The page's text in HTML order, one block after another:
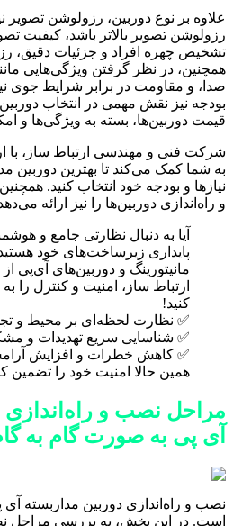
علاوه بر نوع دوربین، رزولوشن تصویر
رزولوشن تصویر بالاتر باشد، کیفیت
تشخیص چهره افراد و جزئیات دقیق،
همچنین، در نظر گرفتن ویژگی‌هایی
صدا، و مقاومت در برابر شرایط جوی
بودجه نیز نقش مهمی در انتخاب
قیمت دوربین‌ها، بسته به ویژگی‌ها و
شرکت فنی و مهندسی ارتباط ساز، با
به شما کمک می‌کند تا بهترین دوربین
نیازها و بودجه خود انتخاب کنید.
و راه‌اندازی دوربین‌ها را نیز ارائه
آیا به دنبال نظارتی جامع و
پایداری زیرساخت‌های خود
مانیتورینگ و دوربین‌های آی‌پی
ارتباط ساز، امنیت و کنترل را
کنید!
✅ نظارت لحظه‌ای بر محیط و
✅ شناسایی سریع تهدیدات و
✅ کاهش خطرات و افزایش
همین حالا امنیت خود را تضمین کنید!
مراحل نصب و راه‌اندازی
آی پی به صورت گام به
نصب و راه‌اندازی دوربین مداربسته
است. در این بخش، به بررسی مراحل